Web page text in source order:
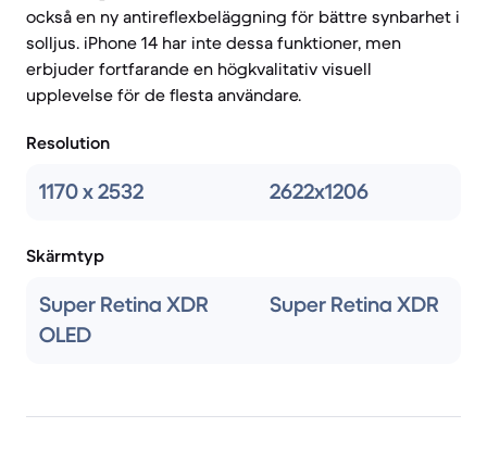
också en ny antireflexbeläggning för bättre synbarhet i
solljus. iPhone 14 har inte dessa funktioner, men
erbjuder fortfarande en högkvalitativ visuell
upplevelse för de flesta användare.
Resolution
1170 x 2532 2622x1206
Skärmtyp
Super Retina XDR
OLED
Super Retina XDR